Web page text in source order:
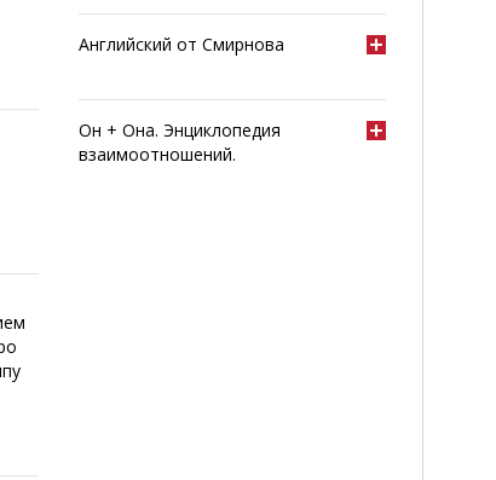
Английский от Смирнова
Он + Она. Энциклопедия
взаимоотношений.